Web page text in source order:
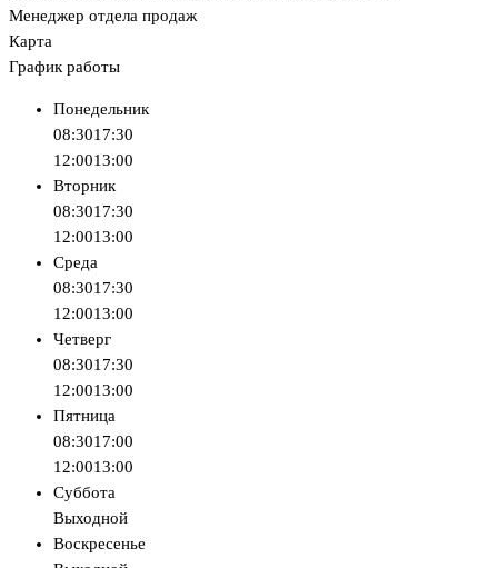
Менеджер отдела продаж
Карта
График работы
Понедельник
08:3017:30
12:0013:00
Вторник
08:3017:30
12:0013:00
Среда
08:3017:30
12:0013:00
Четверг
08:3017:30
12:0013:00
Пятница
08:3017:00
12:0013:00
Суббота
Выходной
Воскресенье